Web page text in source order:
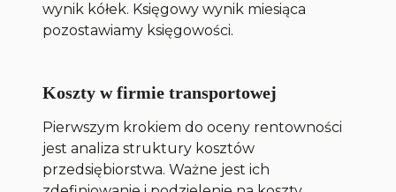
wynik kółek. Księgowy wynik miesiąca
pozostawiamy księgowości.
Koszty w firmie transportowej
Pierwszym krokiem do oceny rentowności
jest analiza struktury kosztów
przedsiębiorstwa. Ważne jest ich